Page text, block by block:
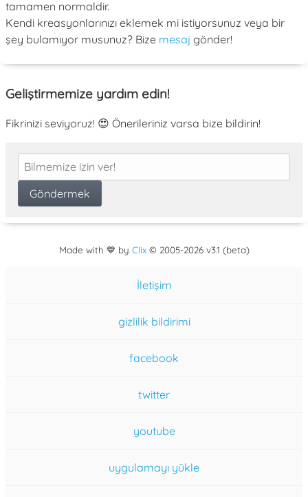
tamamen normaldir.
Kendi kreasyonlarınızı eklemek mi istiyorsunuz veya bir
şey bulamıyor musunuz? Bize mesaj gönder!
Geliştirmemize yardım edin!
Fikrinizi seviyoruz! 😍 Önerileriniz varsa bize bildirin!
Made with 💙 by Clix© 2005-2026 v3.1 (beta)
İletişim
gizlilik bildirimi
facebook
twitter
youtube
uygulamayı yükle